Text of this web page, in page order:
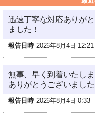
迅速丁寧な対応ありが
ました！
報告日時 2026年8月4日 12:21
無事、早く到着いたし
ありがとうございました
報告日時 2026年8月4日 0:33